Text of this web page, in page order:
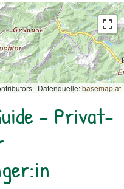
| Datenquelle:basemap.at
– Privat-